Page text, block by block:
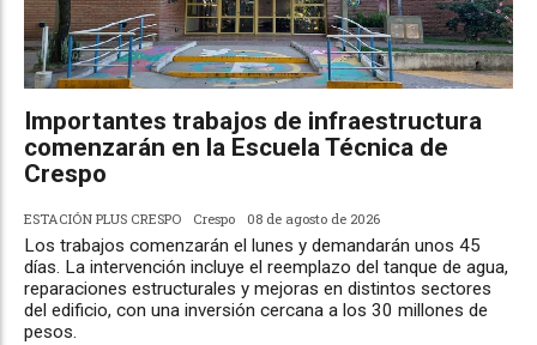
Importantes trabajos de infraestructura
comenzarán en la Escuela Técnica de
Crespo
ESTACIÓN PLUS CRESPO Crespo 08 de agosto de 2026
Los trabajos comenzarán el lunes y demandarán unos 45
días. La intervención incluye el reemplazo del tanque de agua,
reparaciones estructurales y mejoras en distintos sectores
del edificio, con una inversión cercana a los 30 millones de
pesos.